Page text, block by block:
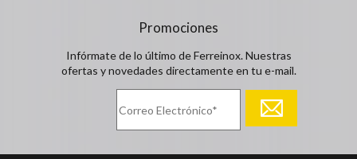
Promociones
Infórmate de lo último de Ferreinox. Nuestras
ofertas y novedades directamente en tu e-mail.